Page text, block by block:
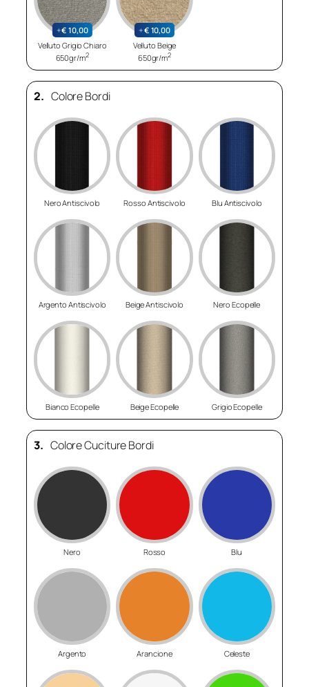
+€ 10,00
Velluto Grigio Chiaro
650gr/m2
+€ 10,00
Velluto Beige
650gr/m2
2. Colore Bordi
Nero Antiscivolo Rosso Antiscivolo Blu Antiscivolo
Argento Antiscivolo Beige Antiscivolo Nero Ecopelle
Bianco Ecopelle Beige Ecopelle Grigio Ecopelle
3. Colore Cuciture Bordi
Nero Rosso Blu
Argento Arancione Celeste